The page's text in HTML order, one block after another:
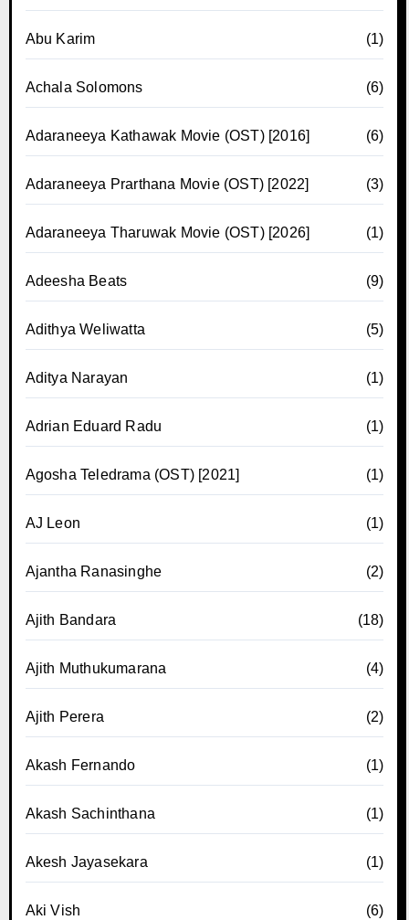
Abu Karim (1)
Achala Solomons (6)
Adaraneeya Kathawak Movie (OST) [2016] (6)
Adaraneeya Prarthana Movie (OST) [2022] (3)
Adaraneeya Tharuwak Movie (OST) [2026] (1)
Adeesha Beats (9)
Adithya Weliwatta (5)
Aditya Narayan (1)
Adrian Eduard Radu (1)
Agosha Teledrama (OST) [2021] (1)
AJ Leon (1)
Ajantha Ranasinghe (2)
Ajith Bandara (18)
Ajith Muthukumarana (4)
Ajith Perera (2)
Akash Fernando (1)
Akash Sachinthana (1)
Akesh Jayasekara (1)
Aki Vish (6)